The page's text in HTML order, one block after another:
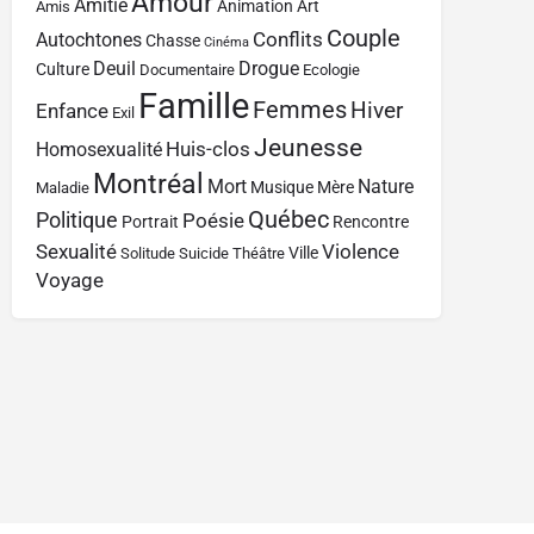
Amis Amitié Animation Art
AutochtonesChasse Cinéma Conflits Couple
Culture Deuil Documentaire Drogue Ecologie
Enfance Exil FamilleFemmesHiver
Homosexualité Huis-clos Jeunesse
Maladie Montréal Mort Musique Mère Nature
Politique Portrait Poésie Québec Rencontre
Sexualité Solitude Suicide Théâtre VilleViolence
Voyage